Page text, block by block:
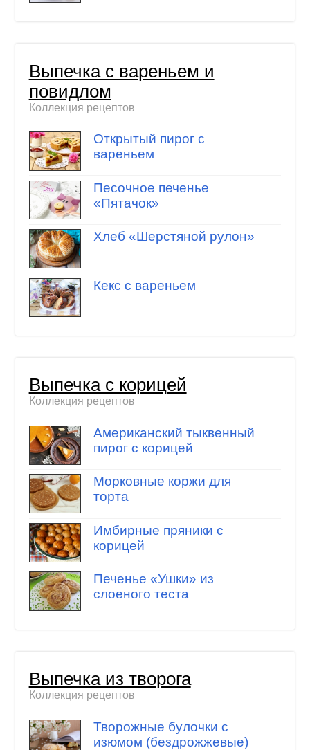
Выпечка с вареньем и
повидлом
Коллекция рецептов
Открытый пирог с
вареньем
Песочное печенье
«Пятачок»
Хлеб «Шерстяной рулон»
Кекс с вареньем
Выпечка с корицей
Коллекция рецептов
Американский тыквенный
пирог с корицей
Морковные коржи для
торта
Имбирные пряники с
корицей
Печенье «Ушки» из
слоеного теста
Выпечка из творога
Коллекция рецептов
Творожные булочки с
изюмом (бездрожжевые)